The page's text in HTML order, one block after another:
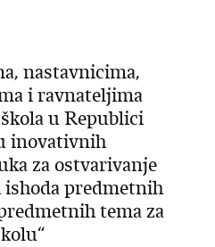
nastavnicima,
i ravnateljima
u Republici
inovativnih
za ostvarivanje
predmetnih
tema za